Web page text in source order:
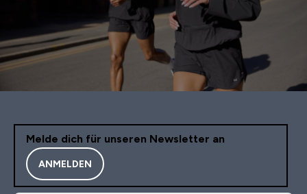
Melde dich für unseren Newsletter an
ANMELDEN